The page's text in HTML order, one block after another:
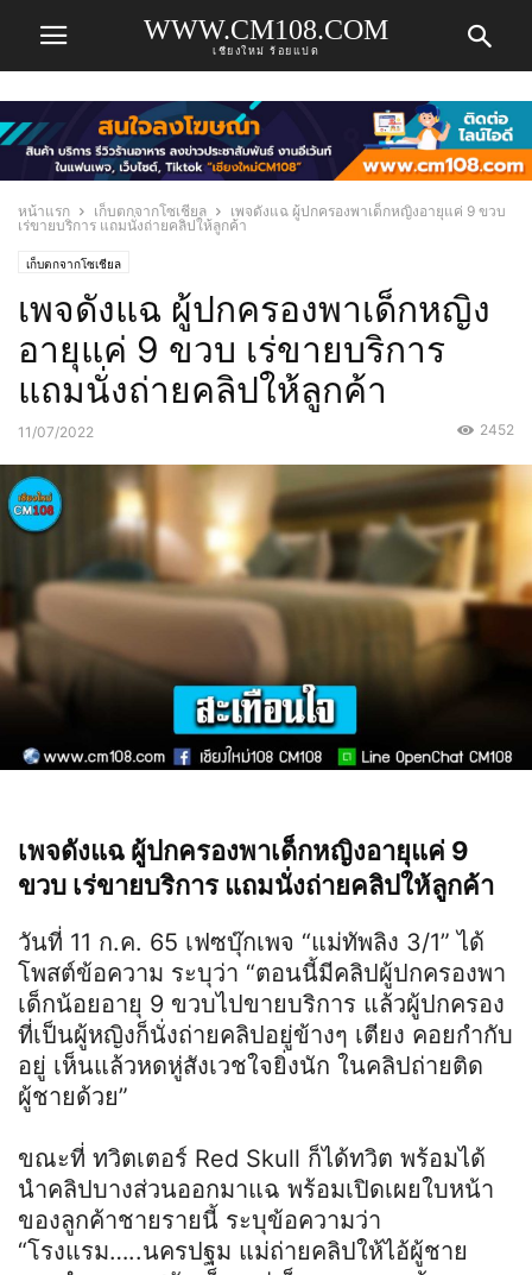
WWW.CM108.COM
เชียงใหม่ ร้อยแปด
หน้าแรก เก็บตกจากโซเชียล
เพจดังแฉ ผู้ปกครองพาเด็กหญิงอายุแค่ 9 ขวบ
เร่ขายบริการ แถมนั่งถ่ายคลิปให้ลูกค้า
เก็บตกจากโซเชียล
เพจดังแฉ ผู้ปกครองพาเด็กหญิง
อายุแค่ 9 ขวบ เร่ขายบริการ
แถมนั่งถ่ายคลิปให้ลูกค้า
11/07/2022 2452
เพจดังแฉ ผู้ปกครองพาเด็กหญิงอายุแค่ 9
ขวบ เร่ขายบริการ แถมนั่งถ่ายคลิปให้ลูกค้า
วันที่ 11 ก.ค. 65 เฟซบุ๊กเพจ “แม่ทัพลิง 3/1” ได้
โพสต์ข้อความ ระบุว่า “ตอนนี้มีคลิปผู้ปกครองพา
เด็กน้อยอายุ 9 ขวบไปขายบริการ แล้วผู้ปกครอง
ที่เป็นผู้หญิงก็นั่งถ่ายคลิปอยู่ข้างๆ เตียง คอยกำกับ
อยู่ เห็นแล้วหดหู่สังเวชใจยิ่งนัก ในคลิปถ่ายติด
ผู้ชายด้วย”
ขณะที่ ทวิตเตอร์ Red Skull ก็ได้ทวิต พร้อมได้
นำคลิปบางส่วนออกมาแฉ พร้อมเปิดเผยใบหน้า
ของลูกค้าชายรายนี้ ระบุข้อความว่า
“โรงแรม…..นครปฐม แม่ถ่ายคลิปให้ไอ้ผู้ชาย